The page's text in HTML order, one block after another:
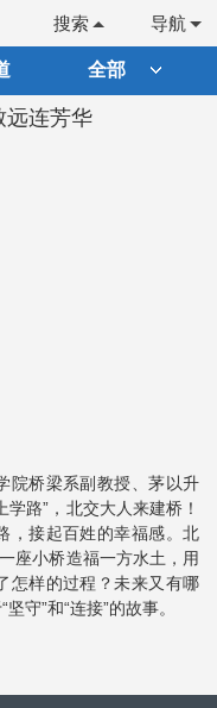
导航
搜索
全部
远连芳华
院桥梁系副教授、茅以升
路”，北交大人来建桥！
，接起百姓的幸福感。北
座小桥造福一方水土，用
怎样的过程？未来又有哪
守”和“连接”的故事。